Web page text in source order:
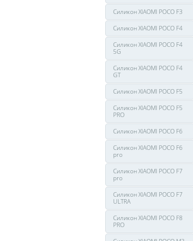
Силикон XIAOMI POCO F3
Силикон XIAOMI POCO F4
Силикон XIAOMI POCO F4
5G
Силикон XIAOMI POCO F4
GT
Силикон XIAOMI POCO F5
Силикон XIAOMI POCO F5
PRO
Силикон XIAOMI POCO F6
Силикон XIAOMI POCO F6
pro
Силикон XIAOMI POCO F7
pro
Силикон XIAOMI POCO F7
ULTRA
Силикон XIAOMI POCO F8
PRO